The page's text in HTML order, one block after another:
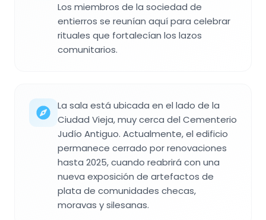
Los miembros de la sociedad de
entierros se reunían aquí para celebrar
rituales que fortalecían los lazos
comunitarios.
La sala está ubicada en el lado de la
Ciudad Vieja, muy cerca del Cementerio
Judío Antiguo. Actualmente, el edificio
permanece cerrado por renovaciones
hasta 2025, cuando reabrirá con una
nueva exposición de artefactos de
plata de comunidades checas,
moravas y silesanas.